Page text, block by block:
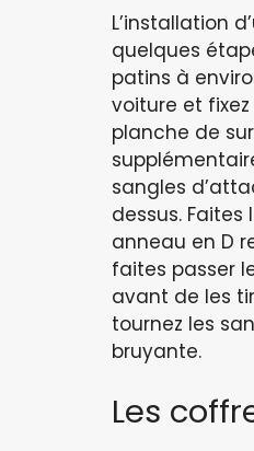
L’installation
quelques
patins à
voiture et
planche de
sangles
dessus.
anneau en D
faites passer
avant de les
tournez les
bruyante.
Les